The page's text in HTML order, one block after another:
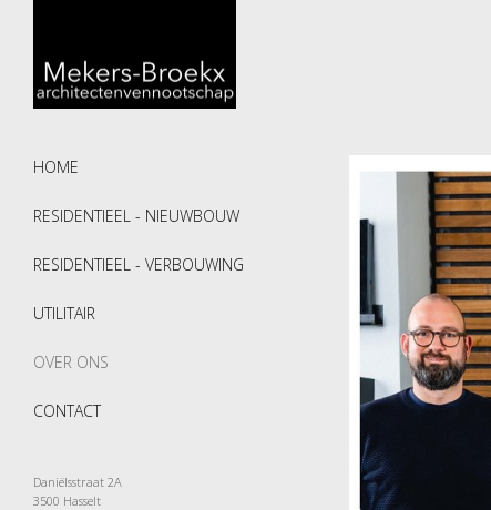
HOME
RESIDENTIEEL - NIEUWBOUW
RESIDENTIEEL - VERBOUWING
UTILITAIR
OVER ONS
CONTACT
Daniëlsstraat 2A
3500 Hasselt